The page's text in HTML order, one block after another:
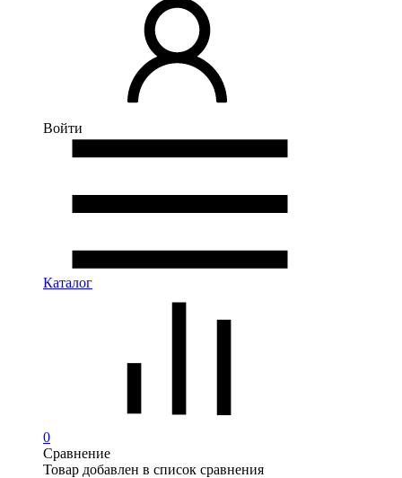
Войти
Каталог
0
Сравнение
Товар добавлен в список сравнения